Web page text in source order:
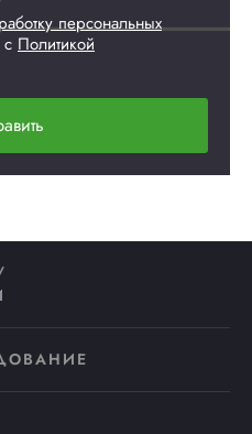
персональных
с Политикой